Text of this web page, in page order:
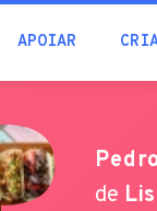
APOIAR
de